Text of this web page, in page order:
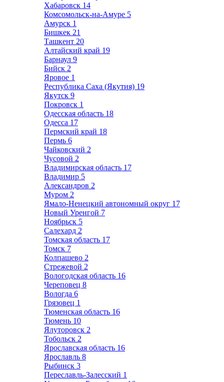
Хабаровск 14
Комсомольск-на-Амуре 5
Амурск 1
Бишкек 21
Ташкент 20
Алтайский край 19
Барнаул 9
Бийск 2
Яровое 1
Республика Саха (Якутия) 19
Якутск 9
Покровск 1
Одесская область 18
Одесса 17
Пермский край 18
Пермь 6
Чайковский 2
Чусовой 2
Владимирская область 17
Владимир 5
Александров 2
Муром 2
Ямало-Ненецкий автономный округ 17
Новый Уренгой 7
Ноябрьск 5
Салехард 2
Томская область 17
Томск 7
Колпашево 2
Стрежевой 2
Вологодская область 16
Череповец 8
Вологда 6
Грязовец 1
Тюменская область 16
Тюмень 10
Ялуторовск 2
Тобольск 2
Ярославская область 16
Ярославль 8
Рыбинск 3
Переславль-Залесский 1